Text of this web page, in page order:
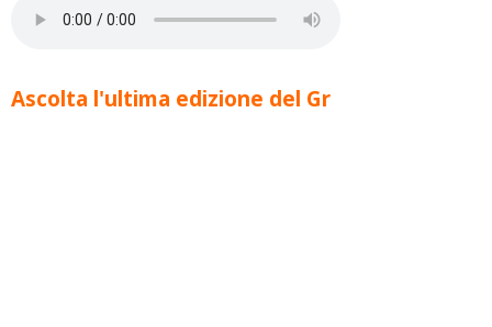
Ascolta l'ultima edizione del Gr